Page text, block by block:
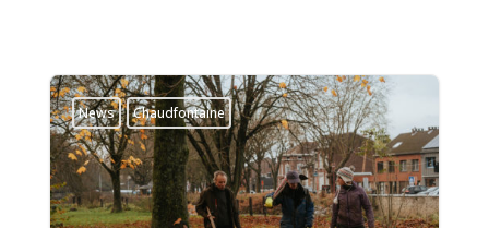
News Chaudfontaine